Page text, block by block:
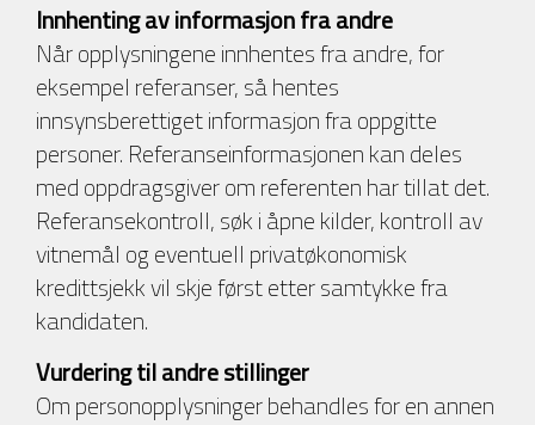
Innhenting av informasjon fra andre
Når opplysningene innhentes fra andre, for
eksempel referanser, så hentes
innsynsberettiget informasjon fra oppgitte
personer. Referanseinformasjonen kan deles
med oppdragsgiver om referenten har tillat det.
Referansekontroll, søk i åpne kilder, kontroll av
vitnemål og eventuell privatøkonomisk
kredittsjekk vil skje først etter samtykke fra
kandidaten.
Vurdering til andre stillinger
Om personopplysninger behandles for en annen